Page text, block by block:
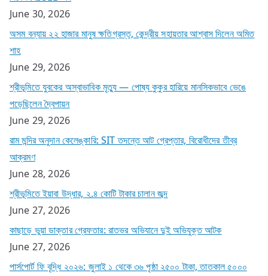
June 30, 2026
অসম বন্যায় ২২ হাজার মানুষ ক্ষতিগ্রস্ত, কেন্দ্রীয় সহায়তার আশ্বাস দিলেন অমিত
শাহ
June 29, 2026
শ্রীভূমিতে যুবকের অস্বাভাবিক মৃত্যু — পোষ্য কুকুর হারিয়ে মানসিকভাবে ভেঙে
পড়েছিলেন দ্বৈপায়ন
June 29, 2026
রাম মন্দির অনুদান কেলেঙ্কারি: SIT তদন্তে আট গ্রেপ্তার, বিরোধীদের তীব্র
আক্রমণ
June 28, 2026
শ্রীভূমিতে ইয়াবা উদ্ধার, ২.৪ কোটি টাকার চালান জব্দ
June 27, 2026
কাছাড়ে ভুয়া ডাক্তার গ্রেফতার: রাতভর অভিযানে দুই অভিযুক্ত আটক
June 27, 2026
পার্সপোর্ট ফি বৃদ্ধি ২০২৬: জুলাই ১ থেকে ৩৬ পৃষ্ঠা ২৫০০ টাকা, তাতকাল ৫০০০